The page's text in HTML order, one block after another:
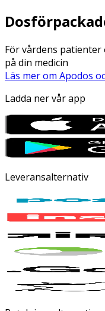
För vårdens
på din medicin
Läs mer om Apodos
Ladda ner vår app
Leveransalternativ